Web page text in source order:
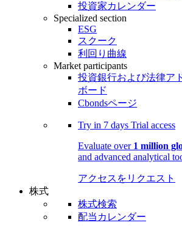
投資家カレンダー
Specialized section
ESG
スクーク
利回り曲線
Market participants
投資銀行および法律ア
ボード
Cbondsページ
Try in 7 days Trial access
Evaluate over 1 million
and advanced analytical
アクセスをリクエスト
株式
株式検索
配当カレンダー